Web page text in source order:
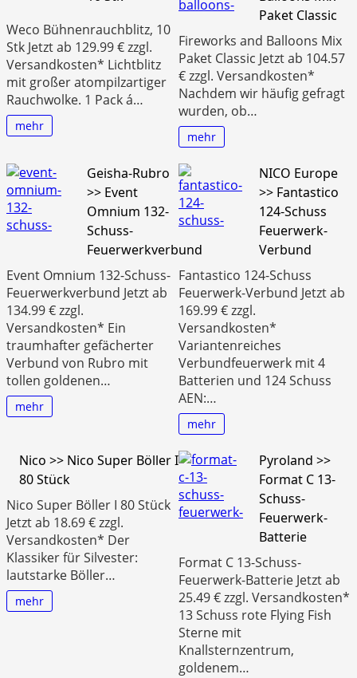
Weco Bühnenrauchblitz, 10
Stk Jetzt ab 129.99 € zzgl.
Versandkosten* Lichtblitz
mit großer atompilzartiger
Rauchwolke. 1 Pack á…
mehr
Paket Classic
Fireworks and Balloons Mix
Paket Classic Jetzt ab 104.57
€ zzgl. Versandkosten*
Nachdem wir häufig gefragt
wurden, ob…
mehr
Geisha-Rubro
>> Event
Omnium 132-
Schuss-
Feuerwerkverbund
Event Omnium 132-Schuss-
Feuerwerkverbund Jetzt ab
134.99 € zzgl.
Versandkosten* Ein
traumhafter gefächerter
Verbund von Rubro mit
tollen goldenen…
mehr
NICO Europe
>> Fantastico
124-Schuss
Feuerwerk-
Verbund
Fantastico 124-Schuss
Feuerwerk-Verbund Jetzt ab
169.99 € zzgl.
Versandkosten*
Variantenreiches
Verbundfeuerwerk mit 4
Batterien und 124 Schuss
AEN:…
mehr
Nico >> Nico Super Böller I
80 Stück
Nico Super Böller I 80 Stück
Jetzt ab 18.69 € zzgl.
Versandkosten* Der
Klassiker für Silvester:
lautstarke Böller…
mehr
Pyroland >>
Format C 13-
Schuss-
Feuerwerk-
Batterie
Format C 13-Schuss-
Feuerwerk-Batterie Jetzt ab
25.49 € zzgl. Versandkosten*
13 Schuss rote Flying Fish
Sterne mit
Knallsternzentrum,
goldenem…